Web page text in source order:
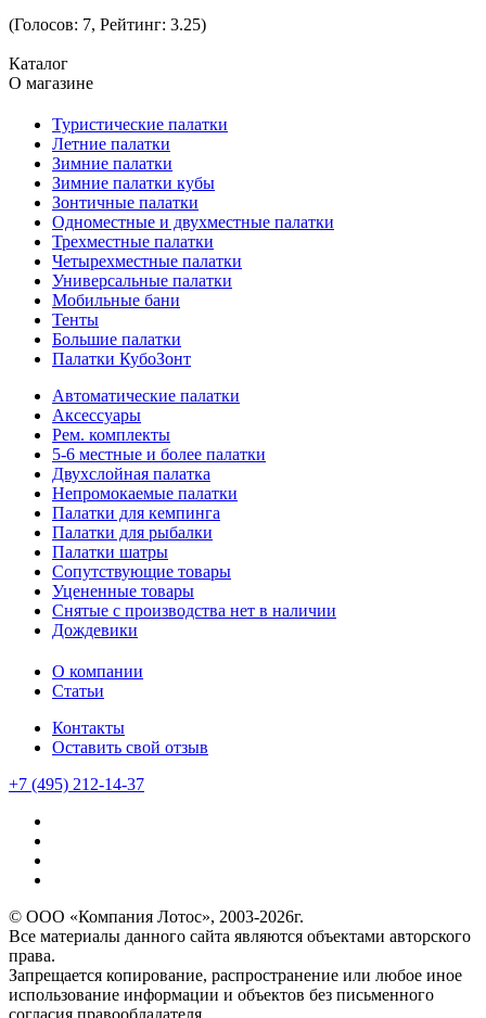
(Голосов: 7, Рейтинг: 3.25)
Каталог
О магазине
Туристические палатки
Летние палатки
Зимние палатки
Зимние палатки кубы
Зонтичные палатки
Одноместные и двухместные палатки
Трехместные палатки
Четырехместные палатки
Универсальные палатки
Мобильные бани
Тенты
Большие палатки
Палатки КубоЗонт
Автоматические палатки
Аксессуары
Рем. комплекты
5-6 местные и более палатки
Двухслойная палатка
Непромокаемые палатки
Палатки для кемпинга
Палатки для рыбалки
Палатки шатры
Сопутствующие товары
Уцененные товары
Снятые с производства нет в наличии
Дождевики
О компании
Статьи
Контакты
Оставить свой отзыв
+7 (495) 212-14-37
© ООО «Компания Лотос», 2003-2026г.
Все материалы данного сайта являются объектами авторского
права.
Запрещается копирование, распространение или любое иное
использование информации и объектов без письменного
согласия правообладателя.